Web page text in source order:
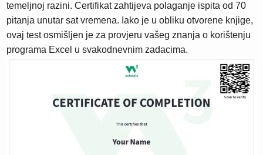
temeljnoj razini. Certifikat zahtijeva polaganje ispita od 70
pitanja unutar sat vremena. Iako je u obliku otvorene knjige,
ovaj test osmišljen je za provjeru vašeg znanja o korištenju
programa Excel u svakodnevnim zadacima.